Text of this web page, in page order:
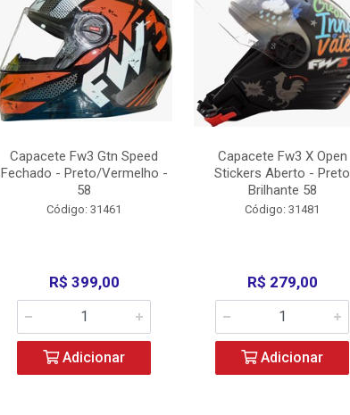
Capacete Fw3 Gtn Speed
Fechado - Preto/Vermelho -
58
Código: 31461
R$ 399,00
Adicionar
Capacete Fw3 X Open
Stickers Aberto - Preto
Brilhante 58
Código: 31481
R$ 279,00
Adicionar